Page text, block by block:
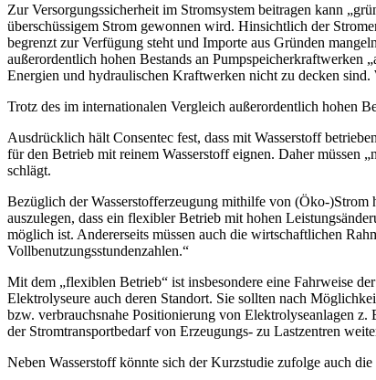
Zur Versorgungssicherheit im Stromsystem beitragen kann
überschüssigem Strom gewonnen wird. Hinsichtlich der
begrenzt zur Verfügung steht und Importe aus Gründen
außerordentlich hohen Bestands an Pumpspeicher­kraftwerken
Energien und hydraulischen Kraftwerken nicht zu decken
Trotz des im internationalen Vergleich außerordentlich hohen
Ausdrücklich hält Consentec fest, dass mit Wasserstoff
für den Betrieb mit reinem Wasserstoff eignen. Daher müssen
schlägt.
Bezüglich der Wasserstofferzeugung mithilfe von (Öko-
auszulegen, dass ein flexibler Betrieb mit hohen
möglich ist. Andererseits müssen auch die wirtschaftlichen
Vollbenutzungs­stundenzahlen.“
Mit dem „flexiblen Betrieb“ ist insbesondere eine Fahrweise
Elektrolyseure auch deren Standort. Sie sollten nach
bzw. verbrauchsnahe Positionierung von Elektrolyseanlagen
der Stromtransportbedarf von Erzeugungs- zu Lastzentren
Neben Wasserstoff könnte sich der Kurzstudie zufolge auch